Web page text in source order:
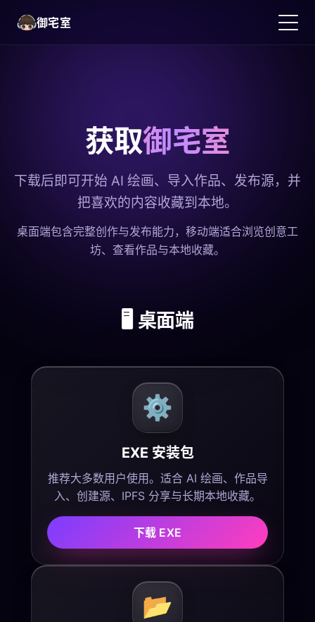
御宅室
简体中文
获取御宅室
下载后即可开始 AI 绘画、导入作品、发布源，并
把喜欢的内容收藏到本地。
桌面端包含完整创作与发布能力，移动端适合浏览创意工
坊、查看作品与本地收藏。
🖥️ 桌面端
⚙️
EXE 安装包
推荐大多数用户使用。适合 AI 绘画、作品导
入、创建源、IPFS 分享与长期本地收藏。
下载 EXE
📂